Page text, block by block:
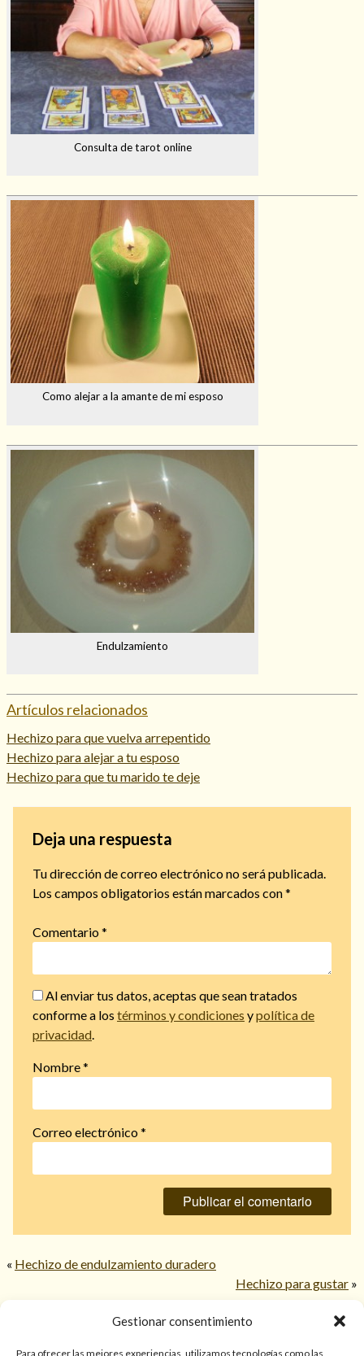
Gestionar consentimiento
Para ofrecer las mejores experiencias, utilizamos tecnologías como las
Consulta de tarot online
Como alejar a la amante de mi esposo
Endulzamiento
Artículos relacionados
Hechizo para que vuelva arrepentido
Hechizo para alejar a tu esposo
Hechizo para que tu marido te deje
Deja una respuesta
Tu dirección de correo electrónico no será publicada.
Los campos obligatorios están marcados con*
Comentario*
Al enviar tus datos, aceptas que sean tratados
conforme a los términos y condiciones ypolítica de
privacidad
Nombre*
Correo electrónico*
« Hechizo de endulzamiento duradero
Hechizo para gustar »